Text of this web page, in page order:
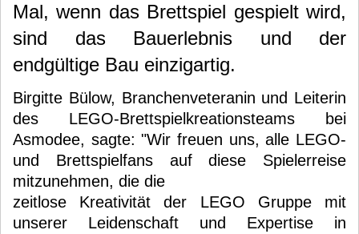
Mal, wenn das Brettspiel gespielt wird,
sind das Bauerlebnis und der
endgültige Bau einzigartig.
Birgitte Bülow, Branchenveteranin und Leiterin
des LEGO-Brettspielkreationsteams bei
Asmodee, sagte: "Wir freuen uns, alle LEGO-
und Brettspielfans auf diese Spielerreise
mitzunehmen, die die
zeitlose Kreativität der LEGO Gruppe mit
unserer Leidenschaft und Expertise in